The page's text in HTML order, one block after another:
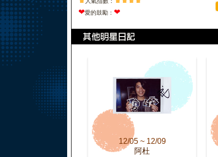
❤愛的鼓勵： ❤
12/05 ~ 12/09
阿杜